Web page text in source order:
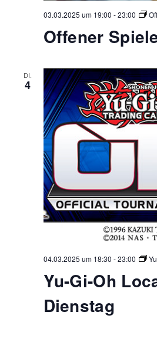
03.03.2025 um 19:00 -23:00
Offener
DI.
4
04.03.2025 um 18:30 -23:00
Yu-Gi-Oh
Dienstag